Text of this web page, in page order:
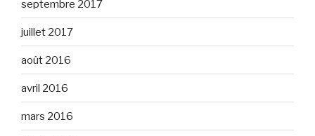
septembre 2017
juillet 2017
août 2016
avril 2016
mars 2016